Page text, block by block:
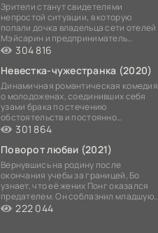
Зрители станут свидетелями
непростой ситуации, в которую
попали дочка владельца сети отелей
Мэйсарин и предприниматель
Кетдэн. Обоих главных героев
304 816
Невестка-чужестранка (2020)
Динамичная романтическая комедия
о молодоженах, соединивших себя
узами брака по стечению
обстоятельств и постоянно
попадающих в курьезные ситуации...
301 864
Поворот любви (2021)
Вернувшись на родину после
окончания учебы за границей, Бо
узнает, что её жених Понг оказался
предателем. Он соблазнил младшую
сестру хозяина
222 044